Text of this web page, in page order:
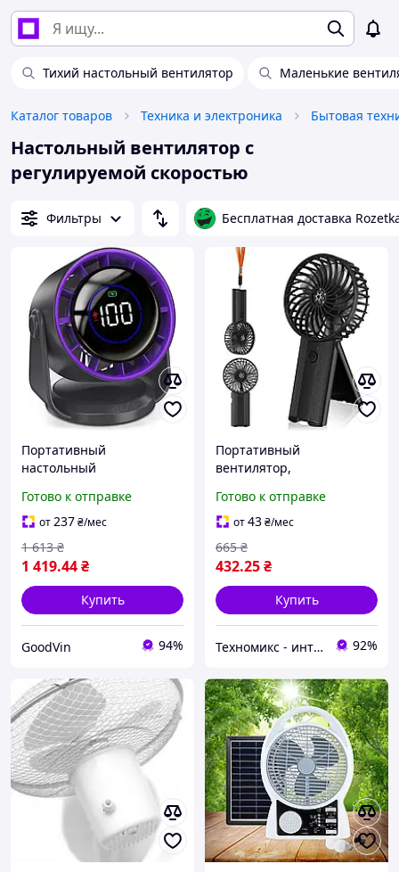
Тихий настольный вентилятор Маленькие
Каталог товаров Техника и электроника Бытовая
Настольный вентилятор с
регулируемой скоростью
Фильтры Бесплатная доставка
Портативный
настольный
вентилятор, бесшумный,
с 100 скоростями,
регулируемым углом
наклона, для
офиса,спальни,кухни
Готово к отправке
от237₴/мес
1 419.44₴
1 613 ₴
Купить
GoodVin 94%
Портативный
вентилятор,
вентилятор с 4
регулируемыми
скоростями USB-
перезаряжаемая до 15
часов
Готово к отправке
от43₴/мес
432.25₴
665 ₴
Купить
Техномикс - интернет - магазин качественной техники, электроники и других товаров для дома и работы 92%